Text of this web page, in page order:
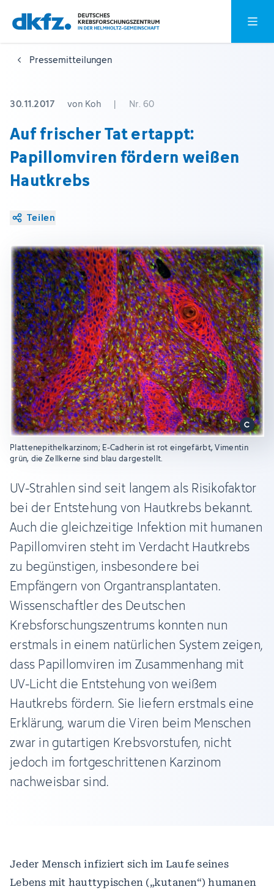
Zum
Hauptinhalt
springen
Zur
Fußzeile
springen
Pressemitteilungen
30.11.2017 von Koh | Nr. 60
Auf frischer Tat ertappt:
Papillomviren fördern weißen
Hautkrebs
Teilen
Plattenepithelkarzinom; E-Cadherin ist rot eingefärbt, Vimentin
grün, die Zellkerne sind blau dargestellt.
UV-Strahlen sind seit langem als Risikofaktor
bei der Entstehung von Hautkrebs bekannt.
Auch die gleichzeitige Infektion mit humanen
Papillomviren steht im Verdacht Hautkrebs
zu begünstigen, insbesondere bei
Empfängern von Organtransplantaten.
Wissenschaftler des Deutschen
Krebsforschungszentrums konnten nun
erstmals in einem natürlichen System zeigen,
dass Papillomviren im Zusammenhang mit
UV-Licht die Entstehung von weißem
Hautkrebs fördern. Sie liefern erstmals eine
Erklärung, warum die Viren beim Menschen
zwar in gutartigen Krebsvorstufen, nicht
jedoch im fortgeschrittenen Karzinom
nachweisbar sind.
Jeder Mensch infiziert sich im Laufe seines
Lebens mit hauttypischen („kutanen“) humanen